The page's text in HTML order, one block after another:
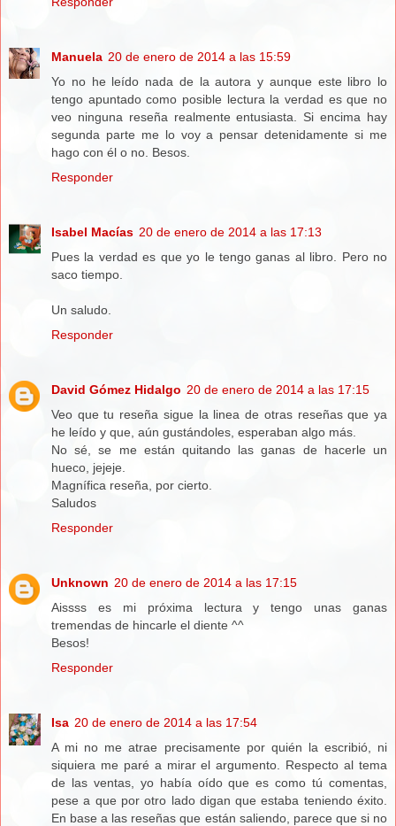
Manuela 20 de enero de 2014 a las 15:59
Yo no he leído nada de la autora y aunque este libro lo
tengo apuntado como posible lectura la verdad es que no
veo ninguna reseña realmente entusiasta. Si encima hay
segunda parte me lo voy a pensar detenidamente si me
hago con él o no. Besos.
Responder
Isabel Macías 20 de enero de 2014 a las 17:13
Pues la verdad es que yo le tengo ganas al libro. Pero no
saco tiempo.
Un saludo.
Responder
David Gómez Hidalgo 20 de enero de 2014 a las 17:15
Veo que tu reseña sigue la linea de otras reseñas que ya
he leído y que, aún gustándoles, esperaban algo más.
No sé, se me están quitando las ganas de hacerle un
hueco, jejeje.
Magnífica reseña, por cierto.
Saludos
Responder
Unknown 20 de enero de 2014 a las 17:15
Aissss es mi próxima lectura y tengo unas ganas
tremendas de hincarle el diente ^^
Besos!
Responder
Isa 20 de enero de 2014 a las 17:54
A mi no me atrae precisamente por quién la escribió, ni
siquiera me paré a mirar el argumento. Respecto al tema
de las ventas, yo había oído que es como tú comentas,
pese a que por otro lado digan que estaba teniendo éxito.
En base a las reseñas que están saliendo, parece que si no